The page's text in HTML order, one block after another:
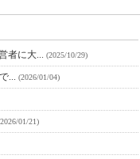
者に大... (2025/10/29)
... (2026/01/04)
01/21)